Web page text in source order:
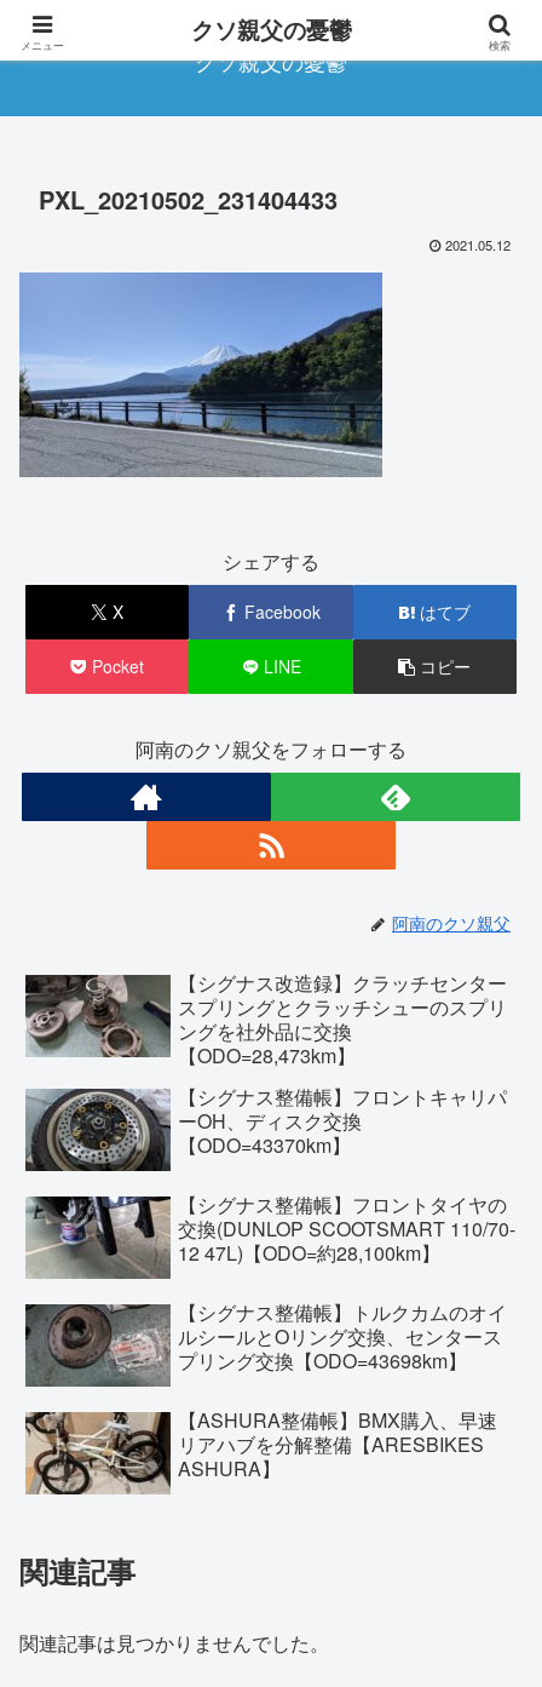
クソ親父の憂鬱
PXL_20210502_231404433
2021.05.12
シェアする
X Facebook はてブ
Pocket LINE コピー
阿南のクソ親父をフォローする
阿南のクソ親父
【シグナス改造録】クラッチセンター
スプリングとクラッチシューのスプリ
ングを社外品に交換
【ODO=28,473km】
【シグナス整備帳】フロントキャリパ
ーOH、ディスク交換
【ODO=43370km】
【シグナス整備帳】フロントタイヤの
交換(DUNLOP SCOOTSMART 110/70-
12 47L)【ODO=約28,100km】
【シグナス整備帳】トルクカムのオイ
ルシールとOリング交換、センタース
プリング交換【ODO=43698km】
【ASHURA整備帳】BMX購入、早速
リアハブを分解整備【ARESBIKES
ASHURA】
関連記事
関連記事は見つかりませんでした。
メニュー クソ親父の憂鬱 検索